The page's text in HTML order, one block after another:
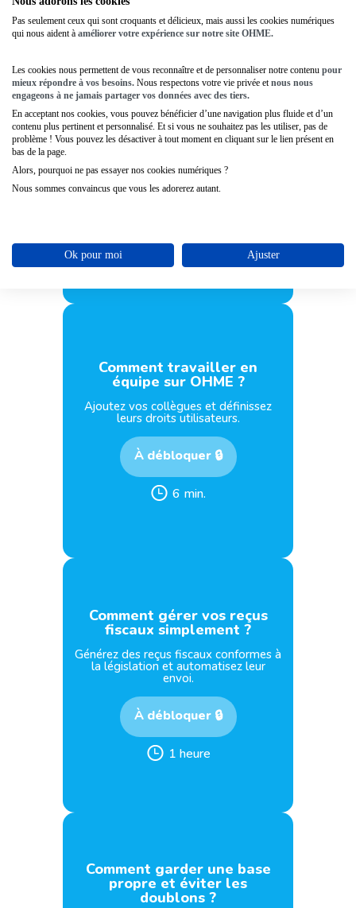
Comment personnaliser
votre base et automatiser
vos actions ?
champs, et vos plages de validité
d’adhésion.
Comment travailler en
équipe sur OHME ?
Ajoutez vos collègues et définissez
leurs droits utilisateurs.
À débloquer 🔒
6 min.
Comment gérer vos reçus
fiscaux simplement ?
Générez des reçus fiscaux conformes à
la législation et automatisez leur
envoi.
À débloquer 🔒
1 heure
Comment garder une base
propre et éviter les
doublons ?
Pas seulement ceux qui sont croquants et délicieux, mais aussi les cookies numériques
qui nous aident à améliorer votre expérience sur notre site OHME.
Les cookies nous permettent de vous reconnaître et de personnaliser notre contenu pour
mieux répondre à vos besoins. Nous respectons votre vie privée etnous nous
engageons à ne jamais partager vos données avec des tiers.
En acceptant nos cookies, vous pouvez bénéficier d’une navigation plus fluide et d’un
contenu plus pertinent et personnalisé. Et si vous ne souhaitez pas les utiliser, pas de
problème ! Vous pouvez les désactiver à tout moment en cliquant sur le lien présent en
bas de la page.
Alors, pourquoi ne pas essayer nos cookies numériques ?
Nous sommes convaincus que vous les adorerez autant.
Ok pour moi Ajuster